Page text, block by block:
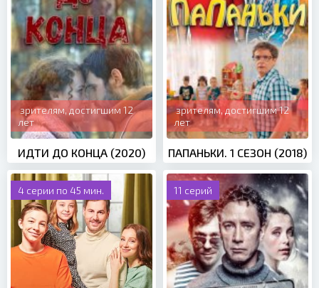
зрителям, достигшим 12
лет
ИДТИ ДО КОНЦА (2020)
зрителям, достигшим 12
лет
ПАПАНЬКИ. 1 СЕЗОН (2018)
4 серии по 45 мин. 11 серий